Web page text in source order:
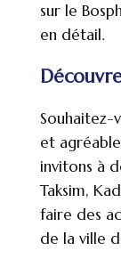
sur le
en détail.
et agréable
invitons à
Taksim,
faire des
de la ville